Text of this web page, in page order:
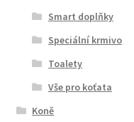
Smart doplňky
Speciální krmivo
Toalety
Vše pro koťata
Koně